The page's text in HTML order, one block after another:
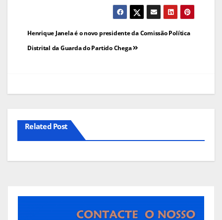
Navegação
de
Henrique Janela é o novo presidente da Comissão Política
Distrital da Guarda do Partido Chega
Related Post